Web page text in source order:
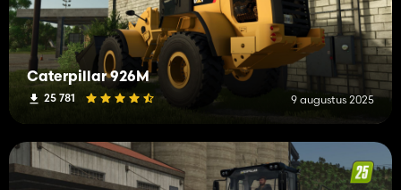
Caterpillar 926M
25 781 9 augustus 2025